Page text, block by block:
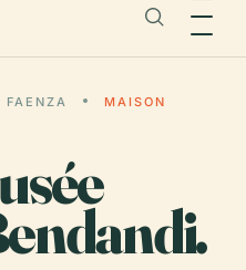
FAENZA
MAISON